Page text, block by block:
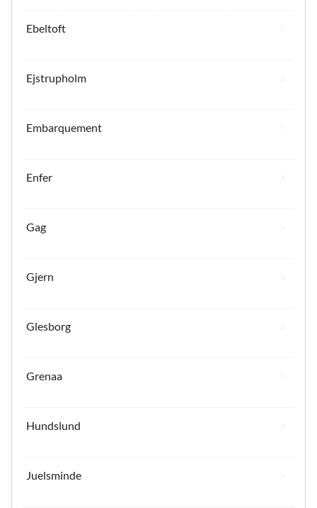
Ebeltoft
Ejstrupholm
Embarquement
Enfer
Gag
Gjern
Glesborg
Grenaa
Hundslund
Juelsminde